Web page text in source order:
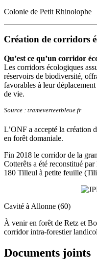
Colonie de Petit Rhinolophe
Création de corridors
Qu’est ce qu’un corridor
Les corridors écologiques
réservoirs de biodiversité,
favorables à leur
de vie.
Source : trameverteetbleue.fr
L’ONF a accepté la création
en forêt domaniale.
Fin 2018 le corridor de la
Cotterêts a été reconstitué
180 Tilleul à petite feuille
Cavité à Allonne (60)
À venir en forêt de Retz et
corridor intra-forestier
Documents joints